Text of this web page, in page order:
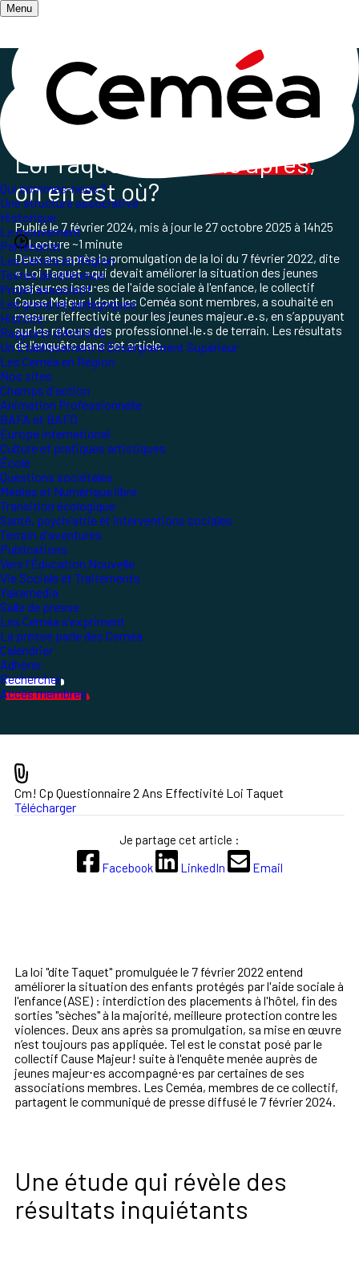
Menu
Qui sommes-nous ?
Une structure associative
Historique
Le mouvement
Partenariat
Les Ceméa en Région
Textes de référence
Projet associatif
Les grand.es pédagogues
Histoire
Rapports d'Activité
Un Etablissement d'Enseignement Supérieur
Les Ceméa en Région
Nos sites
Champs d'action
Animation Professionnelle
BAFA et BAFD
Europe international
Culture et pratiques artistiques
École
Questions sociétales
Médias et Numérique libre
Transition écologique
Santé, psychiatrie et interventions sociales
Terrain d'aventures
Publications
Vers l'Éducation Nouvelle
Vie Sociale et Traitements
Yakamedia
Salle de presse
Les Ceméa s'expriment
La presse parle des Ceméa
Calendrier
Adhérer
Rechercher
Accès membres
Accueil/
Les champs d'action
Santé, Psychiatrie et Interventions sociales
Loi Taquet deux ans après promulgation
Loi Taquet, deux ans après,
on en est où?
Publié le7 février 2024, mis à jour le27 octobre 2025 à 14h25
Lecture ~1 minute
Deux ans après la promulgation de la loi du 7 février 2022, dite
« Loi Taquet »qui devait améliorer la situation des jeunes
majeur⋅es issu⋅es de l'aide sociale à l'enfance, le collectif
Cause Majeur ! dont les Ceméa sont membres, a souhaité en
mesurer l’effectivité pour les jeunes majeur·e·s, en s’appuyant
sur les retours des professionnel·le·s de terrain. Les résultats
de l'enquête dans cet article.
La loi "dite Taquet" promulguée le 7 février 2022 entend
améliorer la situation des enfants protégés par l'aide sociale à
l'enfance (ASE) : interdiction des placements à l'hôtel, fin des
sorties "sèches" à la majorité, meilleure protection contre les
violences. Deux ans après sa promulgation, sa mise en œuvre
n’est toujours pas appliquée. Tel est le constat posé par le
collectif Cause Majeur! suite à l'enquête menée auprès de
jeunes majeur⋅es accompagné⋅es par certaines de ses
associations membres. Les Ceméa, membres de ce collectif,
partagent le communiqué de presse diffusé le 7 février 2024.
Une étude qui révèle des
résultats inquiétants
Cm! Cp Questionnaire 2 Ans Effectivité Loi Taquet
Télécharger
Je partage cet article :
Facebook
LinkedIn Email